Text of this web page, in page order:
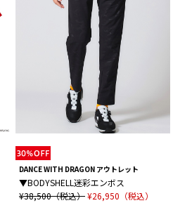
DANCE WITH DRAGON アウトレット
▼BODYSHELL迷彩エンボス
¥38,500（税込）¥26,950（税込）